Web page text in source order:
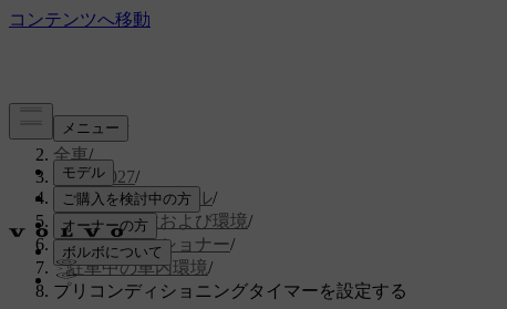
サポート
全車/
EX30 2027/
ユーザーマニュアル/
車内の快適性および環境/
エアコンディショナー/
駐車中の車内環境/
プリコンディショニングタイマーを設定する